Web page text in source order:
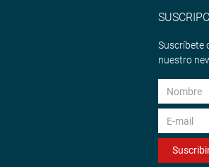
Suscríbete
nuestro